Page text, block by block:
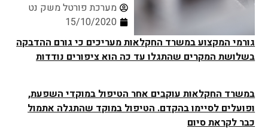
מערכת פורטל משק נט
15/10/2020
גורמי המקצוע במשרד החקלאות מעריכים כי גורם ההדבקה
בשלושת המקרים שהתגלו עד כה הוא ציפורים נודדות
במשרד החקלאות עוקבים אחר הטיפול במוקדי השפעת,
ופועלים לסיימו בהקדם. הטיפול במוקד שהתגלה אתמול
כבר לקראת סיום